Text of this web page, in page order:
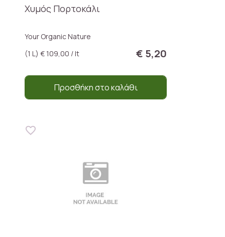
Χυμός Πορτοκάλι
Your Organic Nature
(1 L) € 109,00 / lt
€ 5,20
Προσθήκη στο καλάθι